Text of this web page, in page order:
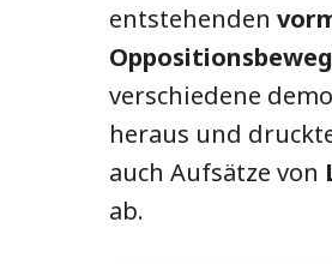
entstehenden
verschiedene
heraus und
auch Aufsätze von
ab.